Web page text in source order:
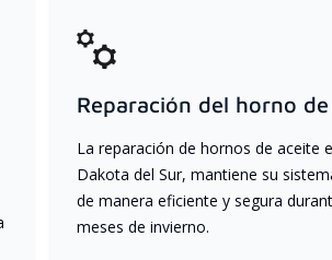
Reparación del horno
La reparación de hornos de aceite
Dakota del Sur, mantiene su
de manera eficiente y segura
meses de invierno.